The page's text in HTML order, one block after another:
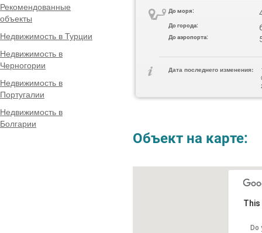
Рекомендованные
объекты
Недвижимость в Турции
Недвижимость в
Черногории
Недвижимость в
Португалии
Недвижимость в
Болгарии
До моря:
До города:
До аэропорта:
Дата последнего изменения:
Объект на карте:
This